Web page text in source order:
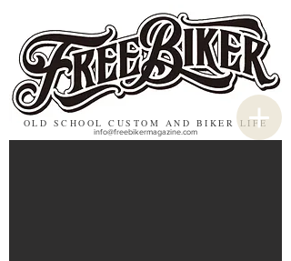
OLD SCHOOL CUSTOM AND BIKER LIFE
info@freebikermagazine.com